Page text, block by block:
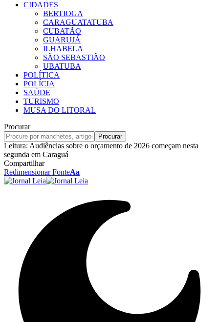
CIDADES
BERTIOGA
CARAGUATATUBA
CUBATÃO
GUARUJÁ
ILHABELA
SÃO SEBASTIÃO
UBATUBA
POLÍTICA
POLÍCIA
SAÚDE
TURISMO
MUSA DO LITORAL
Procurar
Leitura: Audiências sobre o orçamento de 2026 começam nesta
segunda em Caraguá
Compartilhar
Redimensionar FonteAa